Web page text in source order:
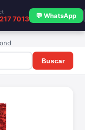
7013 💬 WhatsApp
Buscar